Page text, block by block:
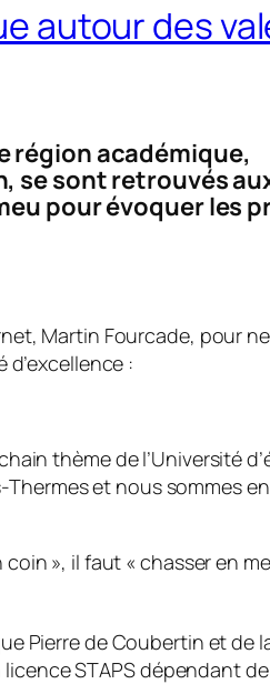
autour des
région académique,
se sont retrouvés
pour évoquer les
Martin Fourcade, pour
:
thème de l’Université
Thermes et nous sommes en
coin », il faut «chasser en
Pierre de Coubertin et de
STAPS dépendant de